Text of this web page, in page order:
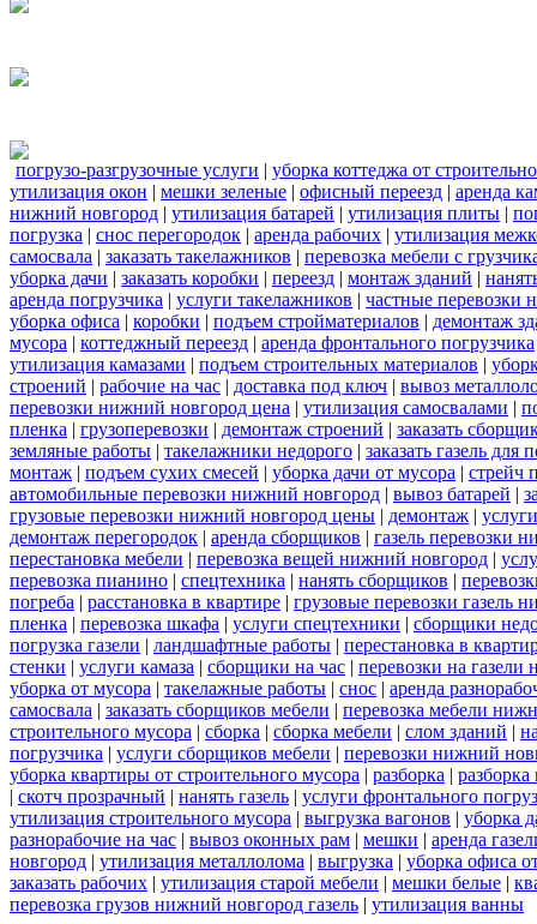
погрузо-разгрузочные услуги | уборка коттеджа от
утилизация окон | мешки зеленые | офисный переезд | аренда
нижний новгород | утилизация батарей | утилизация плиты |
погрузка | снос перегородок | аренда рабочих | утилизация
самосвала | заказать такелажников | перевозка мебели с
уборка дачи | заказать коробки | переезд | монтаж зданий |
аренда погрузчика | услуги такелажников | частные перевозки
уборка офиса | коробки | подъем стройматериалов | демонтаж
мусора | коттеджный переезд | аренда фронтального погрузчика
утилизация камазами | подъем строительных материалов |
строений | рабочие на час | доставка под ключ | вывоз
перевозки нижний новгород цена | утилизация самосвалами |
пленка | грузоперевозки | демонтаж строений | заказать
земляные работы | такелажники недорого | заказать газель
монтаж | подъем сухих смесей | уборка дачи от мусора | стрейч
автомобильные перевозки нижний новгород | вывоз батарей |
грузовые перевозки нижний новгород цены | демонтаж |
демонтаж перегородок | аренда сборщиков | газель перевозки
перестановка мебели | перевозка вещей нижний новгород |
перевозка пианино | спецтехника | нанять сборщиков |
погреба | расстановка в квартире | грузовые перевозки газель
пленка | перевозка шкафа | услуги спецтехники | сборщики
погрузка газели | ландшафтные работы | перестановка в
стенки | услуги камаза | сборщики на час | перевозки на
уборка от мусора | такелажные работы | снос | аренда
самосвала | заказать сборщиков мебели | перевозка мебели
строительного мусора | сборка | сборка мебели | слом зданий |
погрузчика | услуги сборщиков мебели | перевозки нижний
уборка квартиры от строительного мусора | разборка |
| скотч прозрачный | нанять газель | услуги фронтального
утилизация строительного мусора | выгрузка вагонов | уборка
разнорабочие на час | вывоз оконных рам | мешки | аренда
новгород | утилизация металлолома | выгрузка | уборка офиса
заказать рабочих | утилизация старой мебели | мешки белые |
перевозка грузов нижний новгород газель | утилизация ванны